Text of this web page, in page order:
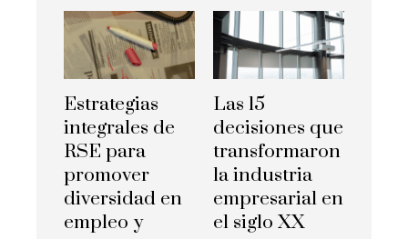
Estrategias
integrales de
RSE para
promover
diversidad en
empleo y
Las 15
decisiones que
transformaron
la industria
empresarial en
el siglo XX